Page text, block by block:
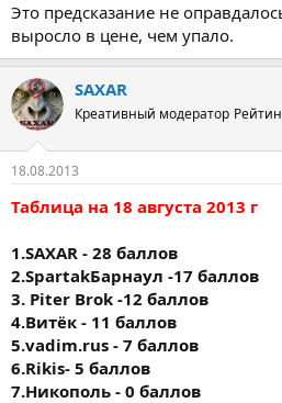
Это предсказание не
выросло в цене, чем упало.
SAXAR
Креативный модератор
18.08.2013
Таблица на 18 августа 2013 г
1.SAXAR - 28 баллов
2.SpartakБарнаул -17 баллов
3. Piter Brok -12 баллов
4.Витёк - 11 баллов
5.vadim.rus - 7 баллов
6.Rikis- 5 баллов
7.Никополь - 0 баллов